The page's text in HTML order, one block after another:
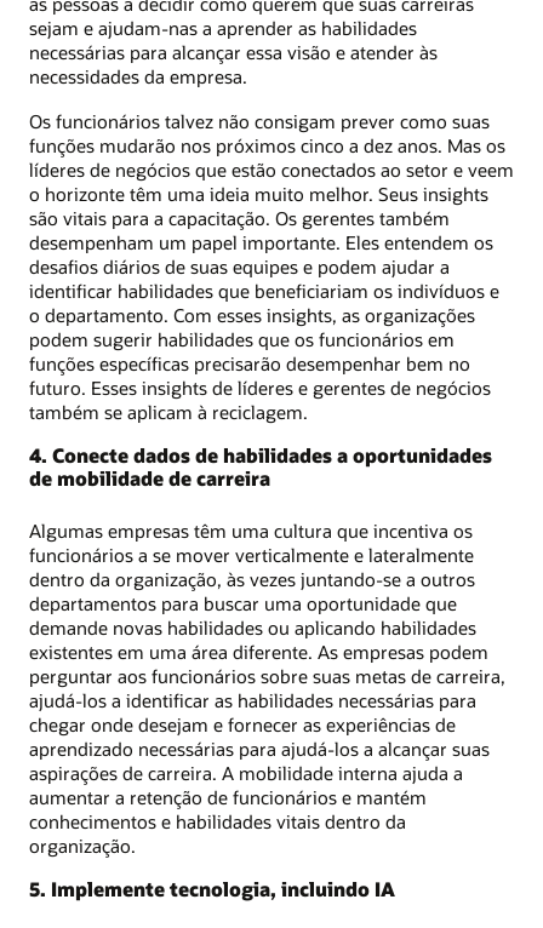
sejam e ajudam-nas a aprender as habilidades
necessárias para alcançar essa visão e atender às
necessidades da empresa.
Os funcionários talvez não consigam prever como suas
funções mudarão nos próximos cinco a dez anos. Mas os
líderes de negócios que estão conectados ao setor e veem
o horizonte têm uma ideia muito melhor. Seus insights
são vitais para a capacitação. Os gerentes também
desempenham um papel importante. Eles entendem os
desafios diários de suas equipes e podem ajudar a
identificar habilidades que beneficiariam os indivíduos e
o departamento. Com esses insights, as organizações
podem sugerir habilidades que os funcionários em
funções específicas precisarão desempenhar bem no
futuro. Esses insights de líderes e gerentes de negócios
também se aplicam à reciclagem.
4. Conecte dados de habilidades a oportunidades
de mobilidade de carreira
Algumas empresas têm uma cultura que incentiva os
funcionários a se mover verticalmente e lateralmente
dentro da organização, às vezes juntando-se a outros
departamentos para buscar uma oportunidade que
demande novas habilidades ou aplicando habilidades
existentes em uma área diferente. As empresas podem
perguntar aos funcionários sobre suas metas de carreira,
ajudá-los a identificar as habilidades necessárias para
chegar onde desejam e fornecer as experiências de
aprendizado necessárias para ajudá-los a alcançar suas
aspirações de carreira. A mobilidade interna ajuda a
aumentar a retenção de funcionários e mantém
conhecimentos e habilidades vitais dentro da
organização.
5. Implemente tecnologia, incluindo IA